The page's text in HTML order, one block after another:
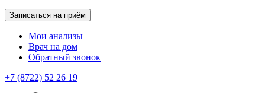
Записаться на приём
Мои анализы
Врач на дом
Обратный звонок
+7 (8722) 52 26 19